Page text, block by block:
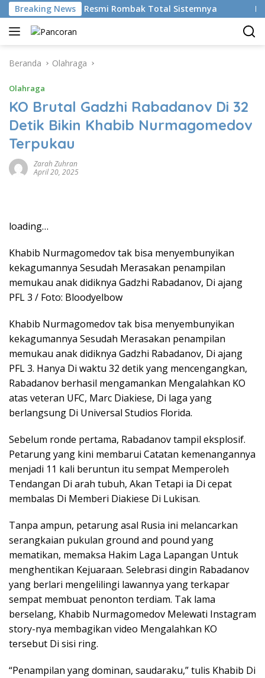
Langsung
ke
konten
Breaking News
AI, BRMS Resmi Rombak Total Sistemnya Bikin
Beranda Olahraga
Olahraga
KO Brutal Gadzhi Rabadanov Di 32
Detik Bikin Khabib Nurmagomedov
Terpukau
Zarah Zuhran
April 20, 2025
loading…
Khabib Nurmagomedov tak bisa menyembunyikan
kekagumannya Sesudah Merasakan penampilan
memukau anak didiknya Gadzhi Rabadanov, Di ajang
PFL 3 / Foto: Bloodyelbow
Khabib Nurmagomedov tak bisa menyembunyikan
kekagumannya Sesudah Merasakan penampilan
memukau anak didiknya Gadzhi Rabadanov, Di ajang
PFL 3. Hanya Di waktu 32 detik yang mencengangkan,
Rabadanov berhasil mengamankan Mengalahkan KO
atas veteran UFC, Marc Diakiese, Di laga yang
berlangsung Di Universal Studios Florida.
Sebelum ronde pertama, Rabadanov tampil eksplosif.
Petarung yang kini membarui Catatan kemenangannya
menjadi 11 kali beruntun itu sempat Memperoleh
Tendangan Di arah tubuh, Akan Tetapi ia Di cepat
membalas Di Memberi Diakiese Di Lukisan.
Tanpa ampun, petarung asal Rusia ini melancarkan
serangkaian pukulan ground and pound yang
mematikan, memaksa Hakim Laga Lapangan Untuk
menghentikan Kejuaraan. Selebrasi dingin Rabadanov
yang berlari mengelilingi lawannya yang terkapar
sempat membuat penonton terdiam. Tak lama
berselang, Khabib Nurmagomedov Melewati Instagram
story-nya membagikan video Mengalahkan KO
tersebut Di sisi ring.
“Penampilan yang dominan, saudaraku,” tulis Khabib Di